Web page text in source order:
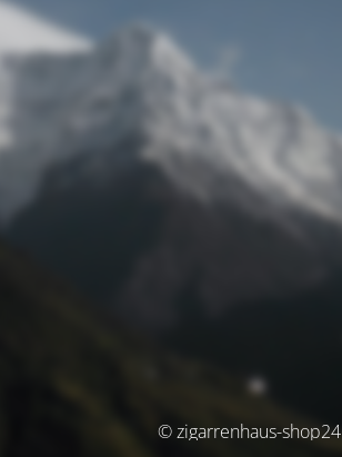
© zigarrenhaus-shop24